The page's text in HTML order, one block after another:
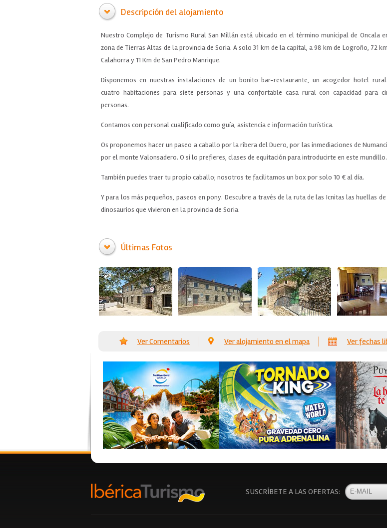
Descripción del alojamiento
Nuestro Complejo de Turismo Rural San Millán está ubicado en el término municipal de Oncala
zona de Tierras Altas de la provincia de Soria. A solo 31 km de la capital, a 98 km de Logroño, 72
Calahorra y 11 Km de San Pedro Manrique.
Disponemos en nuestras instalaciones de un bonito bar-restaurante, un acogedor hotel
cuatro habitaciones para siete personas y una confortable casa rural con capacidad para
personas.
Contamos con personal cualificado como guía, asistencia e información turística.
Os proponemos hacer un paseo a caballo por la ribera del Duero, por las inmediaciones de
por el monte Valonsadero. O si lo prefieres, clases de equitación para introducirte en este mundillo.
También puedes traer tu propio caballo; nosotros te facilitamos un box por solo 10 € al día.
Y para los más pequeños, paseos en pony. Descubre a través de la ruta de las Icnitas las huellas
dinosaurios que vivieron en la provincia de Soria.
Últimas Fotos
Ver Comentarios Ver alojamiento en el mapa Ver fechas
SUSCRÍBETE A LAS OFERTAS: